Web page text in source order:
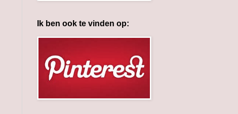
Ik ben ook te vinden op: